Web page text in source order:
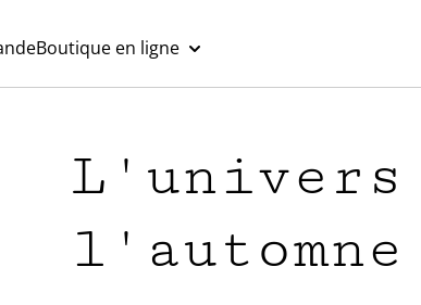
Boutique en ligne
L'univers
l'automne